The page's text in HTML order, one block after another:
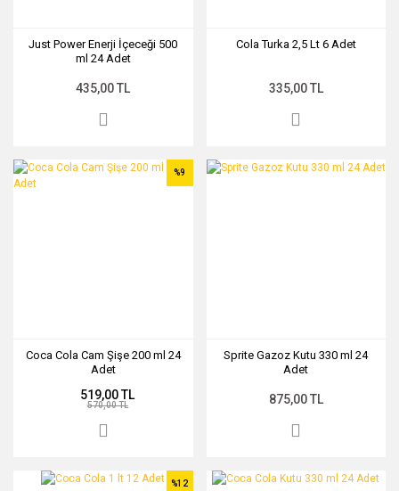
Just Power Enerji İçeceği 500
ml 24 Adet
435,00 TL
Cola Turka 2,5 Lt 6 Adet
335,00 TL
Coca Cola Cam Şişe 200 ml 24
Adet
%9
519,00 TL
570,00 TL
Sprite Gazoz Kutu 330 ml 24
Adet
875,00 TL
%12